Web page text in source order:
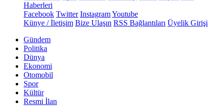
Haberleri
Facebook Twitter InstagramYoutube
Künye / İletişim Bize Ulaşın RSS Bağlantıları Üyelik Girişi
Gündem
Politika
Dünya
Ekonomi
Otomobil
Spor
Kültür
Resmi İlan